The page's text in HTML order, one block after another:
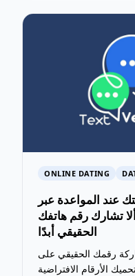
ONLINE DATING
المواعدة عبر
تشارك رقم هاتفك
الحقيقي أبدًا
رقمك الحقيقي على
الأرقام الافتراضية